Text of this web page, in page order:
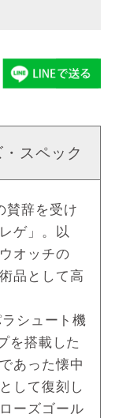
スペック
賛辞を受け
ゲ」。以
オッチの
品として高
シュート機
を搭載した
あった懐中
して復刻し
ーズゴール